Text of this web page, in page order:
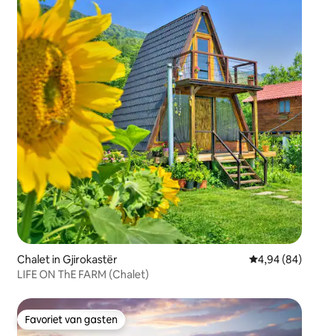
Chalet in Gjirokastër Gemiddelde
4,94 (84)
LIFE ON ThE FARM (Chalet)
Favoriet van gasten
Favoriet van gasten